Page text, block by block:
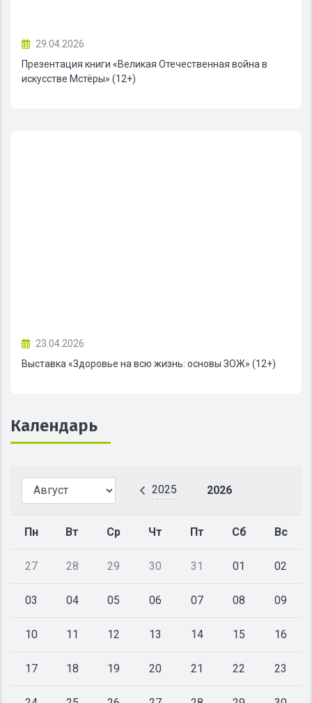
29.04.2026
Презентация книги «Великая Отечественная война в
искусстве Мстёры» (12+)
23.04.2026
Выставка «Здоровье на всю жизнь: основы ЗОЖ» (12+)
Календарь
2025 2026
Пн Вт Ср Чт Пт Сб Вс
27 28 29 30 31 01 02
03 04 05 06 07 08 09
10 11 12 13 14 15 16
17 18 19 20 21 22 23